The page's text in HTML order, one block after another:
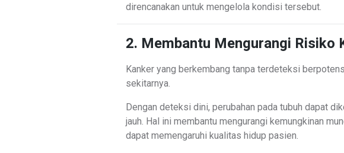
direncanakan untuk mengelola kondisi tersebut.
2. Membantu Mengurangi Risiko
Kanker yang berkembang tanpa terdeteksi
sekitarnya.
Dengan deteksi dini, perubahan pada tubuh dapat
jauh. Hal ini membantu mengurangi kemungkinan
dapat memengaruhi kualitas hidup pasien.